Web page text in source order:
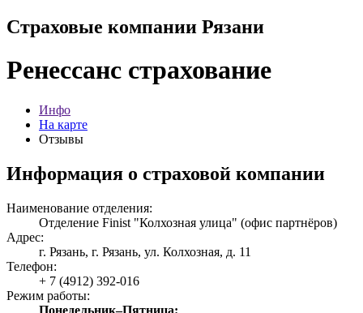
Страховые компании Рязани
Ренессанс страхование
Инфо
На карте
Отзывы
Информация о страховой компании
Наименование отделения:
Отделение Finist "Колхозная улица" (офис партнёров)
Адрес:
г. Рязань, г. Рязань, ул. Колхозная, д. 11
Телефон:
+ 7 (4912) 392-016
Режим работы:
Понедельник–Пятница: